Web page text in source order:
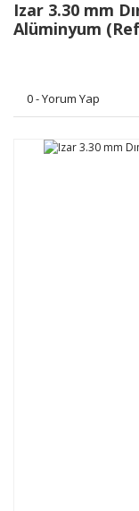
Izar 3.30 mm
Alüminyum
0 - Yorum Yap